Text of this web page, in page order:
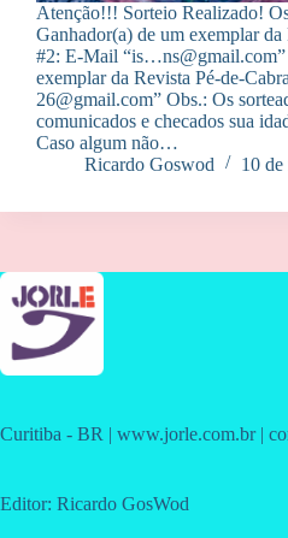
Atenção!!! Sorteio Realizado!
Ganhador(a) de um exemplar da
#2: E-Mail “is…ns@gmail.com”
exemplar da Revista Pé-de-
26@gmail.com” Obs.: Os
comunicados e checados sua
Caso algum não…
Ricardo Goswod
10
Curitiba - BR | www.jorle.com.br |
Editor: Ricardo GosWod